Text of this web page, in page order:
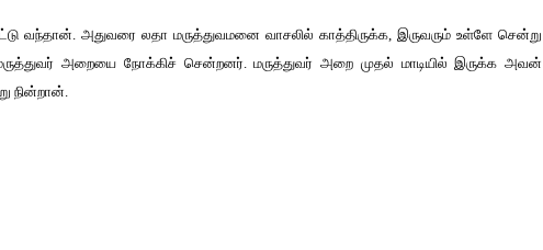
வந்தான். அதுவரை லதா மருத்துவமனை வாசலில் காத்திருக்க, இருவரும் உள்ளே சென்று
மருத்துவர் அறையை நோக்கிச் சென்றனர். மருத்துவர் அறை முதல் மாடியில் இருக்க அவன்
நின்றான்.